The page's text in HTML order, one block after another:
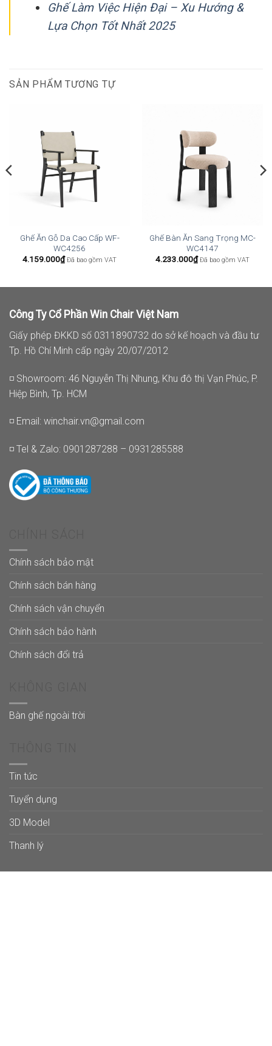
Ghế Làm Việc Hiện Đại – Xu Hướng &
Lựa Chọn Tốt Nhất 2025
SẢN PHẨM TƯƠNG TỰ
Ghế Ăn Gỗ Da Cao Cấp WF-
WC4256
4.159.000₫ Đã bao gồm VAT
Ghế Bàn Ăn Sang Trọng MC-
WC4147
4.233.000₫ Đã bao gồm VAT
Công Ty Cổ Phần Win Chair Việt Nam
Giấy phép ĐKKD số 0311890732 do sở kế hoạch và đầu tư
Tp. Hồ Chí Minh cấp ngày 20/07/2012
◽ Showroom: 46 Nguyễn Thị Nhung, Khu đô thị Vạn Phúc, P.
Hiệp Bình, Tp. HCM
◽ Email: winchair.vn@gmail.com
◽ Tel & Zalo: 0901287288 – 0931285588
Chính sách bảo mật
Chính sách bán hàng
Chính sách vận chuyển
Chính sách bảo hành
Chính sách đổi trả
Bàn ghế ngoài trời
Tin tức
Tuyển dụng
3D Model
Thanh lý